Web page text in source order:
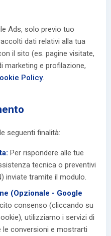
Ads, solo previo tuo
dati relativi alla tua
il sito (es. pagine visitate,
marketing e profilazione,
Policy.
seguenti finalità:
Per rispondere alle tue
tecnica o preventivi
inviate tramite il modulo.
(Opzionale - Google
consenso (cliccando su
utilizziamo i servizi di
conversioni e mostrarti